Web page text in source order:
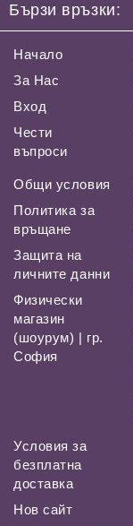
Бързи връзки:
Начало
За Нас
Вход
Чести
въпроси
Общи условия
Политика за
връщане
Защита на
личните данни
Физически
магазин
(шоурум) | гр.
София
Условия за
безплатна
доставка
Нов сайт